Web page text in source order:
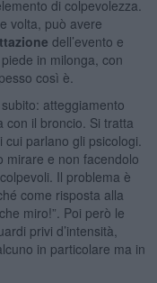
di colpevolezza.
volta, può avere
dell’evento e
in milonga, con
così è.
subito: atteggiamento
con il broncio. Si tratta
parlano gli psicologi.
mirare e non facendolo
Il problema è
come risposta alla
miro!”. Poi però le
privi d’intensità,
in particolare ma in